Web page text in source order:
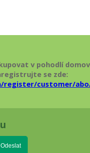
v pohodlí
se zde:
customer/abo/